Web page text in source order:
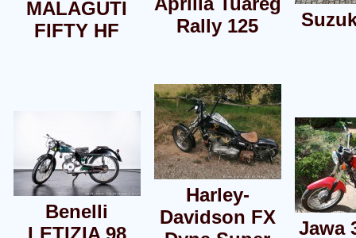
MALAGUTI
FIFTY HF
Rally 125
Benelli
LETIZIA 98
Harley-
Davidson FX
Jawa